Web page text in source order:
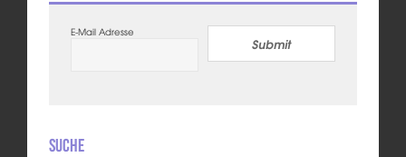
E-Mail Adresse
Submit
Suche